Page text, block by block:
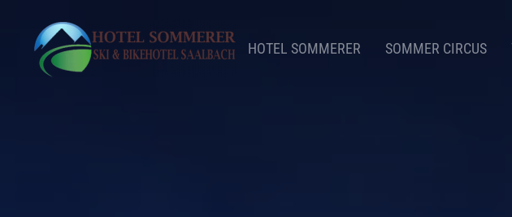
Skip to main content HOTEL SOMMERER SOMMER CIRCUS